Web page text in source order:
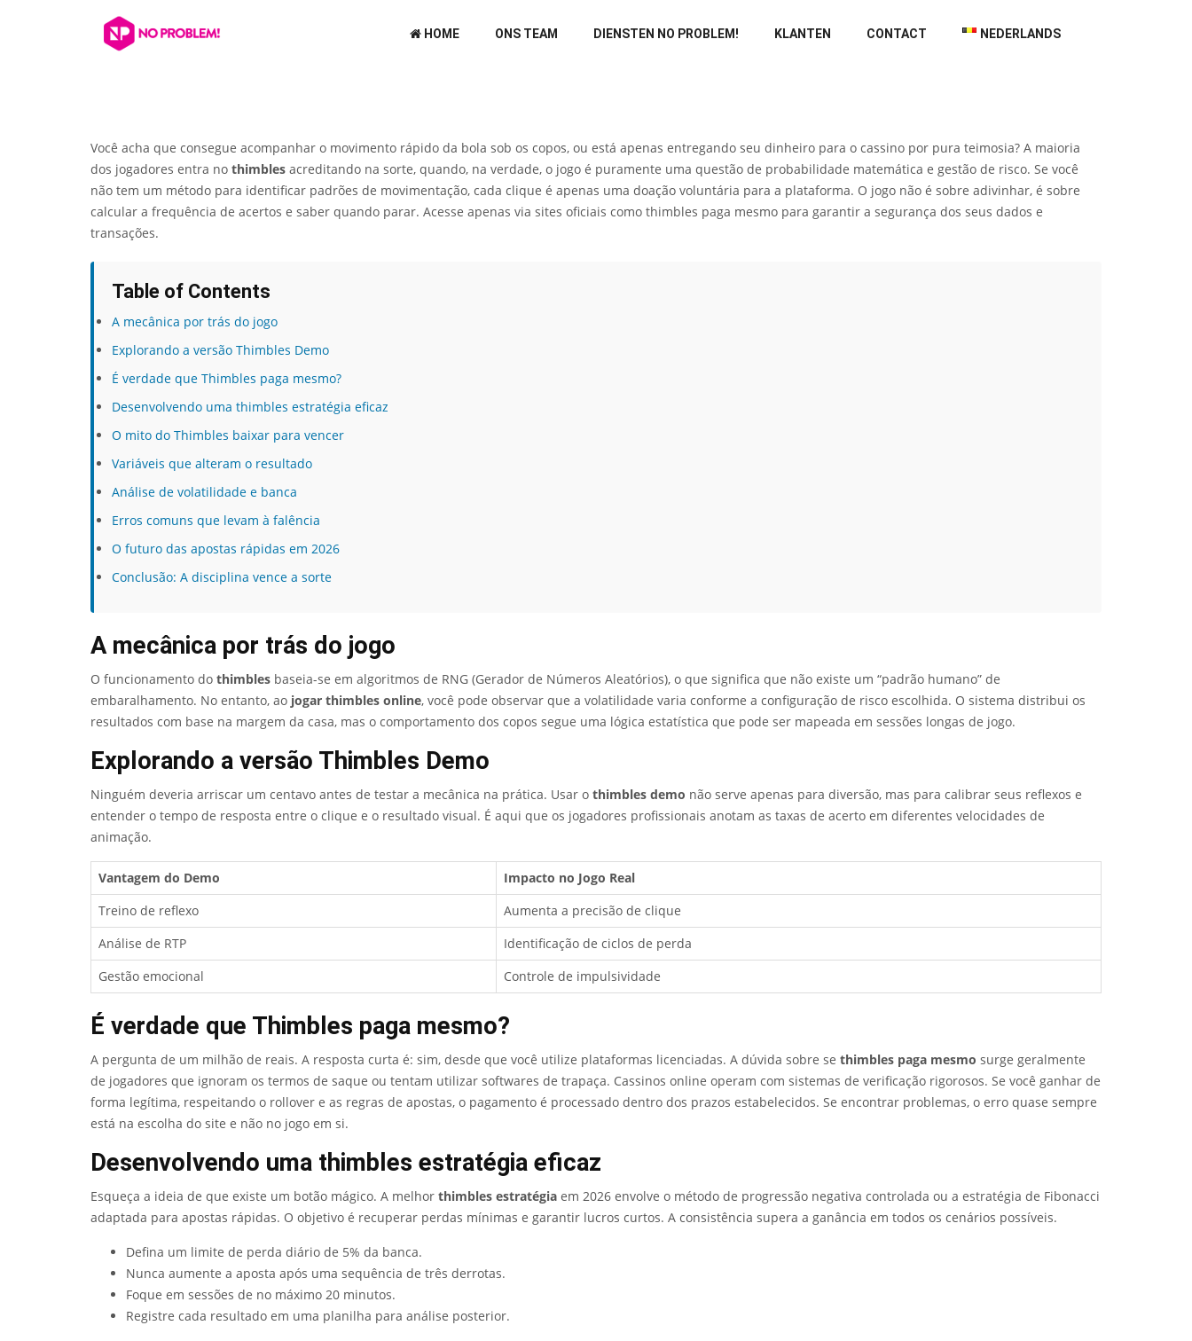
HOME ONS TEAM DIENSTEN NO PROBLEM! KLANTEN CONTACT NEDERLANDS
Você acha que consegue acompanhar o movimento rápido da bola sob os copos, ou está apenas entregando seu dinheiro para o cassino por pura teimosia? A maioria
dos jogadores entra no thimbles acreditando na sorte, quando, na verdade, o jogo é puramente uma questão de probabilidade matemática e gestão de risco. Se você
não tem um método para identificar padrões de movimentação, cada clique é apenas uma doação voluntária para a plataforma. O jogo não é sobre adivinhar, é sobre
calcular a frequência de acertos e saber quando parar. Acesse apenas via sites oficiais como thimbles paga mesmo para garantir a segurança dos seus dados e
transações.
Table of Contents
A mecânica por trás do jogo
Explorando a versão Thimbles Demo
É verdade que Thimbles paga mesmo?
Desenvolvendo uma thimbles estratégia eficaz
O mito do Thimbles baixar para vencer
Variáveis que alteram o resultado
Análise de volatilidade e banca
Erros comuns que levam à falência
O futuro das apostas rápidas em 2026
Conclusão: A disciplina vence a sorte
A mecânica por trás do jogo
O funcionamento do thimbles baseia-se em algoritmos de RNG (Gerador de Números Aleatórios), o que significa que não existe um “padrão humano” de
embaralhamento. No entanto, ao jogar thimbles online, você pode observar que a volatilidade varia conforme a configuração de risco escolhida. O sistema distribui os
resultados com base na margem da casa, mas o comportamento dos copos segue uma lógica estatística que pode ser mapeada em sessões longas de jogo.
Explorando a versão Thimbles Demo
Ninguém deveria arriscar um centavo antes de testar a mecânica na prática. Usar o thimbles demo não serve apenas para diversão, mas para calibrar seus reflexos e
entender o tempo de resposta entre o clique e o resultado visual. É aqui que os jogadores profissionais anotam as taxas de acerto em diferentes velocidades de
animação.
Vantagem do Demo
Impacto no Jogo Real
Treino de reflexo
Aumenta a precisão de clique
Análise de RTP
Identificação de ciclos de perda
Gestão emocional
Controle de impulsividade
É verdade que Thimbles paga mesmo?
A pergunta de um milhão de reais. A resposta curta é: sim, desde que você utilize plataformas licenciadas. A dúvida sobre se thimbles paga mesmo surge geralmente
de jogadores que ignoram os termos de saque ou tentam utilizar softwares de trapaça. Cassinos online operam com sistemas de verificação rigorosos. Se você ganhar de
forma legítima, respeitando o rollover e as regras de apostas, o pagamento é processado dentro dos prazos estabelecidos. Se encontrar problemas, o erro quase sempre
está na escolha do site e não no jogo em si.
Desenvolvendo uma thimbles estratégia eficaz
Esqueça a ideia de que existe um botão mágico. A melhor thimbles estratégia em 2026 envolve o método de progressão negativa controlada ou a estratégia de Fibonacci
adaptada para apostas rápidas. O objetivo é recuperar perdas mínimas e garantir lucros curtos. A consistência supera a ganância em todos os cenários possíveis.
Defina um limite de perda diário de 5% da banca.
Nunca aumente a aposta após uma sequência de três derrotas.
Foque em sessões de no máximo 20 minutos.
Registre cada resultado em uma planilha para análise posterior.